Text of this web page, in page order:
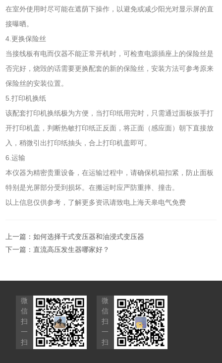
在室外使用时尽可能在遮荫下操作，以避免或减少阳光对显示屏的直
接曝晒。
4.更换保险丝
当接线板有电而仪器不能正常开机时，可检查电源插座上的保险丝是
否完好，烧毁的话需要更换配套的新的保险丝，安装方法可参考原来
保险丝的安装位置。
5.打印机换纸
该配套打印机换纸极为方便，当打印纸用完时，只需通过面板扳手打
开打印机盖，判断热敏打印纸正反面，将正面（感应面）朝下直接放
入，稍微引出打印纸抽头，合上打印机盖即可。
6.运输
本仪器为精密贵重设备，在运输过程中，请确保机箱扣紧，防止面板
特别是光屏部分受到损坏。在搬运时应严防重摔、撞击。
以上信息仅供参考，了解更多资讯请致电上海天皋电气免费
上一篇：如何选择干式变压器和油浸式变压器
下一篇：直流高压发生器哪家好？
微
信
扫
一
扫
微
信
扫
一
扫